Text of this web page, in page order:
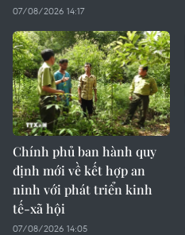
07/08/2026 14:17
Chính phủ ban hành quy
định mới về kết hợp an
ninh với phát triển kinh
tế-xã hội
07/08/2026 14:05